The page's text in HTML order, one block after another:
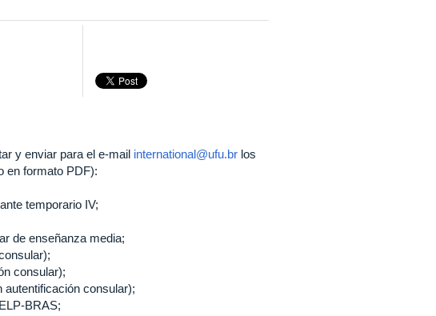
y enviar para el e-mail international@ufu.br los
en formato PDF):
temporario IV;
de enseñanza media;
consular);
autentificación consular);
BRAS;